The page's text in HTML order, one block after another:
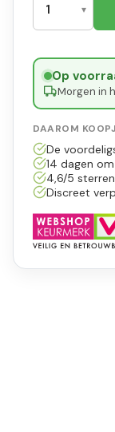
Op
Morgen in
DAAROM
De
14 dagen
4,6/5
Discreet